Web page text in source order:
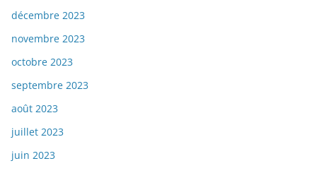
décembre 2023
novembre 2023
octobre 2023
septembre 2023
août 2023
juillet 2023
juin 2023